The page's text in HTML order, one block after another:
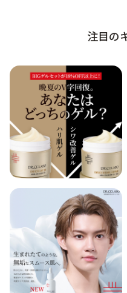
メイク・ボディ・ヘアケア
キャンペーン情報
通販限定商品
クーポン＆ポイン
アウトレット商品
定期便
注目の